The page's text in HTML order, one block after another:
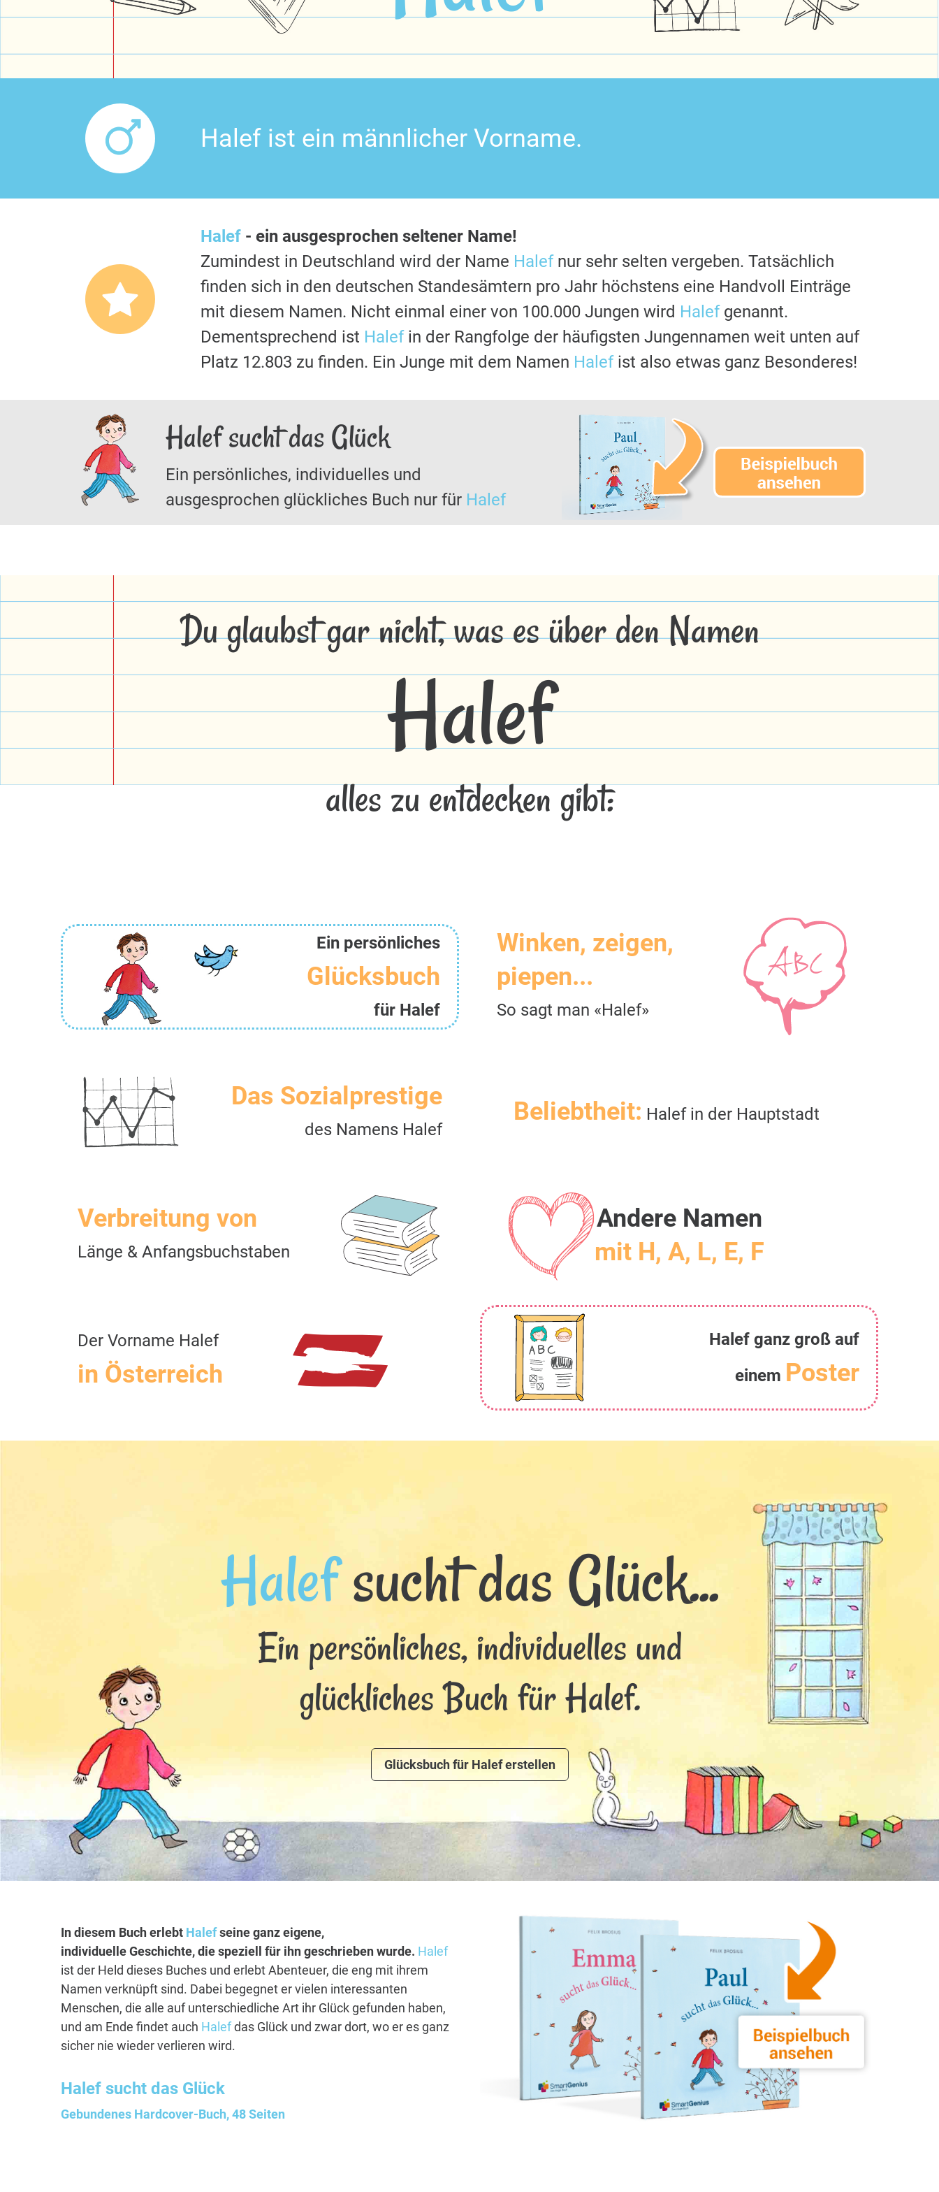
Halef ist ein männlicher Vorname.
Halef - ein ausgesprochen seltener Name!
Zumindest in Deutschland wird der Name Halefnur sehr selten vergeben. Tatsächlich
finden sich in den deutschen Standesämtern pro Jahr höchstens eine Handvoll Einträge
mit diesem Namen. Nicht einmal einer von 100.000 Jungen wird Halefgenannt.
Dementsprechend ist Halefin der Rangfolge der häufigsten Jungennamen weit unten auf
Platz 12.803 zu finden. Ein Junge mit dem Namen Halefist also etwas ganz Besonderes!
Halef sucht das Glück
Ein persönliches, individuelles und
ausgesprochen glückliches Buch nur für Halef
Du glaubst gar nicht, was es über den Namen
Halef
alles zu entdecken gibt:
Ein persönliches
Glücksbuch
für Halef
Winken, zeigen,
piepen...
So sagt man «Halef»
Das Sozialprestige
des Namens Halef
Beliebtheit: Halef in der Hauptstadt
Verbreitung von
Länge & Anfangsbuchstaben
Andere Namen
mit H, A, L, E, F
Der Vorname Halef
in Österreich
Halef ganz groß auf
einem Poster
Halefsucht das Glück...
Ein persönliches, individuelles und
glückliches Buch für Halef.
Glücksbuch für Halef erstellen
In diesem Buch erlebt Halefseine ganz eigene,
individuelle Geschichte, die speziell für ihn geschrieben wurde. Halef
ist der Held dieses Buches und erlebt Abenteuer, die eng mit ihrem
Namen verknüpft sind. Dabei begegnet er vielen interessanten
Menschen, die alle auf unterschiedliche Art ihr Glück gefunden haben,
und am Ende findet auch Halefdas Glück und zwar dort, wo er es ganz
sicher nie wieder verlieren wird.
Halef sucht das Glück
Gebundenes Hardcover-Buch, 48 Seiten